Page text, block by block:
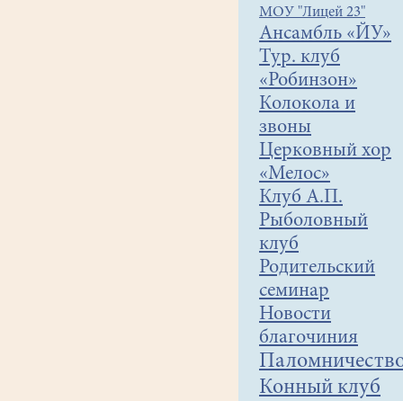
МОУ "Лицей 23"
Ансамбль «ЙУ»
Тур. клуб
«Робинзон»
Колокола и
звоны
Церковный хор
«Мелос»
Клуб А.П.
Рыболовный
клуб
Родительский
семинар
Новости
благочиния
Конный клуб